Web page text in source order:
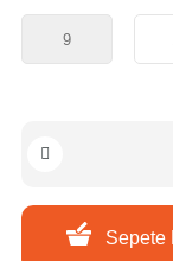
9
Sepete